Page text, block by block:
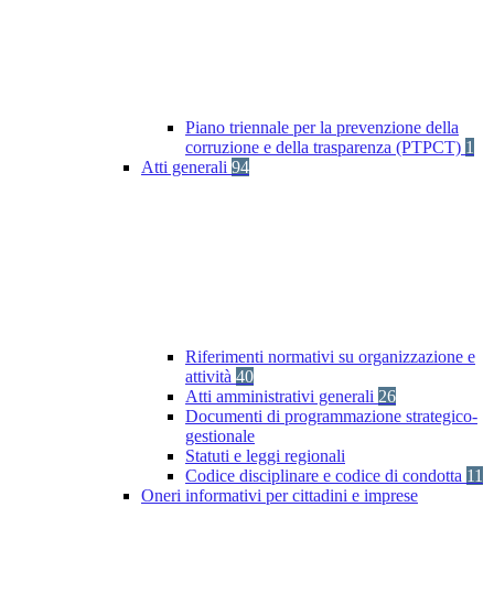
Piano triennale per la prevenzione della
corruzione e della trasparenza (PTPCT) 1
Atti generali 94
Riferimenti normativi su organizzazione e
attività 40
Atti amministrativi generali 26
Documenti di programmazione strategico-
gestionale
Statuti e leggi regionali
Codice disciplinare e codice di condotta 11
Oneri informativi per cittadini e imprese